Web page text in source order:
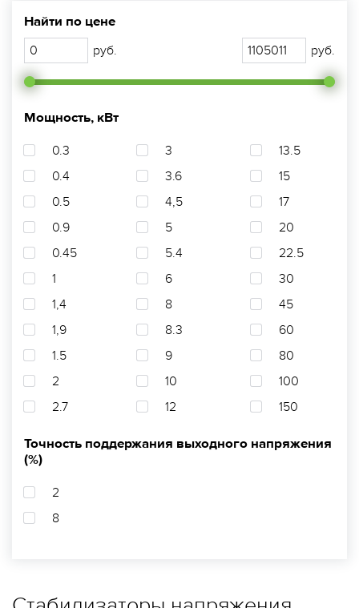
Найти по цене
руб. руб.
Мощность, кВт
0.3
0.4
0.5
0.9
0.45
1
1,4
1,9
1.5
2
2.7
3
3.6
4,5
5
5.4
6
8
8.3
9
10
12
13.5
15
17
20
22.5
30
45
60
80
100
150
Точность поддержания выходного напряжения
(%)
2
8